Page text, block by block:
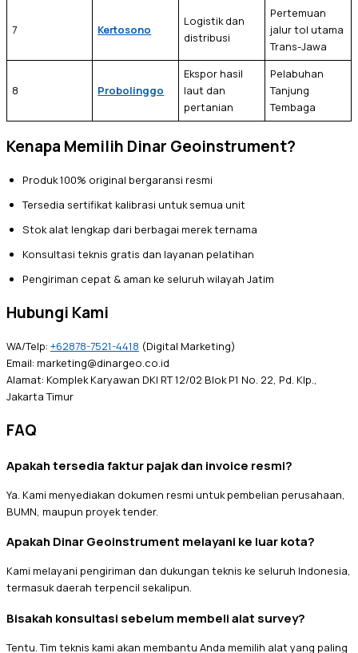
7 Kertosono
Logistik dan
distribusi
Pertemuan
jalur tol utama
Trans-Jawa
8 Probolinggo
Ekspor hasil
laut dan
pertanian
Pelabuhan
Tanjung
Tembaga
Kenapa Memilih Dinar Geoinstrument?
Produk 100% original bergaransi resmi
Tersedia sertifikat kalibrasi untuk semua unit
Stok alat lengkap dari berbagai merek ternama
Konsultasi teknis gratis dan layanan pelatihan
Pengiriman cepat & aman ke seluruh wilayah Jatim
Hubungi Kami
WA/Telp: +62878-7521-4418 (Digital Marketing)
Email: marketing@dinargeo.co.id
Alamat: Komplek Karyawan DKI RT 12/02 Blok P1 No. 22, Pd. Klp.,
Jakarta Timur
FAQ
Apakah tersedia faktur pajak dan invoice resmi?
Ya. Kami menyediakan dokumen resmi untuk pembelian perusahaan,
BUMN, maupun proyek tender.
Apakah Dinar Geoinstrument melayani ke luar kota?
Kami melayani pengiriman dan dukungan teknis ke seluruh Indonesia,
termasuk daerah terpencil sekalipun.
Bisakah konsultasi sebelum membeli alat survey?
Tentu. Tim teknis kami akan membantu Anda memilih alat yang paling